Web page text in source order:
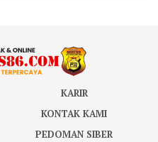
KARIR
KONTAK KAMI
PEDOMAN SIBER